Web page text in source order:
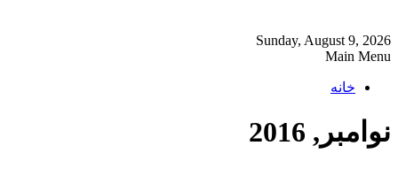
Sunday, August 9, 2026
Main Menu
خانه
نوامبر, 2016